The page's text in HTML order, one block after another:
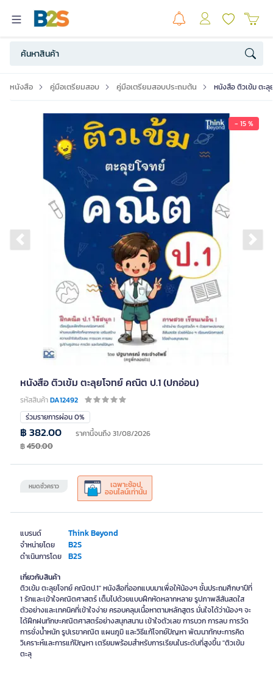
หนังสือ คู่มือเตรียมสอบ คู่มือเตรียมสอบประถมต้น หนังสือ ติวเข้ม ตะ
- 15 %
Previous slide
หนังสือ ติวเข้ม ตะลุยโจทย์ คณิต ป.1 (ปกอ่อน)
รหัสสินค้าDA12492
แบรนด์ Think Beyond
จำหน่ายโดย B2S
ดำเนินการโดย B2S
ร่วมรายการผ่อน 0%
หมดชั่วคราว เฉพาะช้อป
ออนไลน์เท่านั้น
฿ 382.00 ราคานี้จนถึง 31/08/2026
฿450.00
เกี่ยวกับสินค้า
ติวเข้ม ตะลุยโจทย์ คณิตป.1" หนังสือที่ออกแบบมาเพื่อให้น้องๆ ชั้นประถมศึกษาปีที่
1 รักและเข้าใจคณิตศาสตร์ เต็มไปด้วยแบบฝึกหัดหลากหลาย รูปภาพสีสันสดใส
ตัวอย่างและเทคนิคที่เข้าใจง่าย ครอบคลุมเนื้อหาตามหลักสูตร มั่นใจได้ว่าน้องๆ จะ
ได้ฝึกฝนทักษะคณิตศาสตร์อย่างสนุกสนาน เข้าใจตัวเลข การบวก การลบ การวัด
การชั่งน้ำหนัก รูปเรขาคณิต แผนภูมิ และวิธีแก้โจทย์ปัญหา พัฒนาทักษะการคิด
วิเคราะห์และการแก้ปัญหา เตรียมพร้อมสำหรับการเรียนในระดับที่สูงขึ้น "ติวเข้ม
ตะลุ